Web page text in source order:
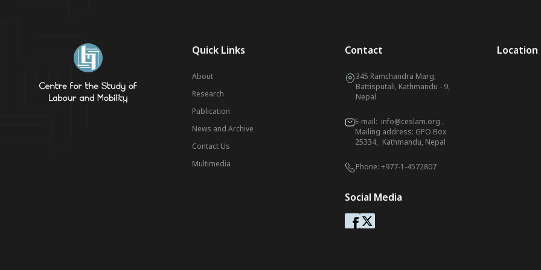
Quick Links
About
Research
Publication
News and Archive
Contact Us
Multimedia
Contact
345 Ramchandra Marg,
Battisputali, Kathmandu - 9,
Nepal
E-mail: info@ceslam.org ,
Mailing address: GPO Box
25334, Kathmandu, Nepal
Phone: +977-1-4572807
Social Media
Location